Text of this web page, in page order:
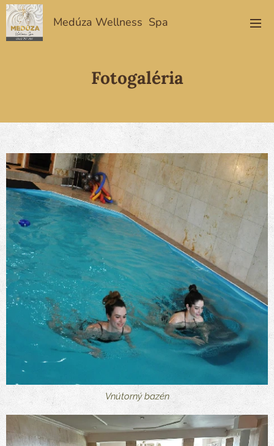
Medúza Wellness Spa
Fotogaléria
Vnútorný bazén